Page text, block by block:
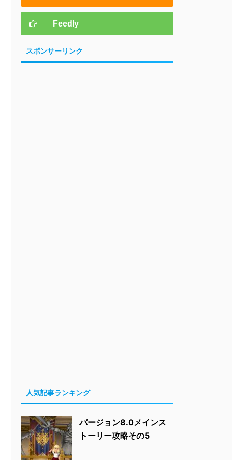
Feedly
スポンサーリンク
人気記事ランキング
バージョン8.0メインス
トーリー攻略その5